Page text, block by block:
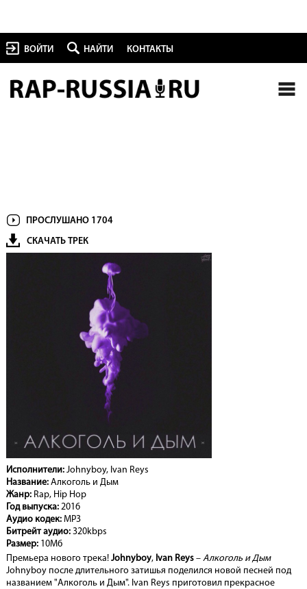
ВОЙТИ НАЙТИ КОНТАКТЫ
ПРОСЛУШАНО 1704
СКАЧАТЬ ТРЕК
Исполнители:Johnyboy, Ivan Reys
Название:Алкоголь и Дым
Жанр:Rap, Hip Hop
Год выпуска:2016
Аудио кодек:MP3
Битрейт аудио:320kbps
Размер:10Мб
Премьера нового трека! Johnyboy, Ivan Reys– Алкоголь и Дым
Johnyboy после длительного затишья поделился новой песней под
названием "Алкоголь и Дым". Ivan Reys приготовил прекрасное